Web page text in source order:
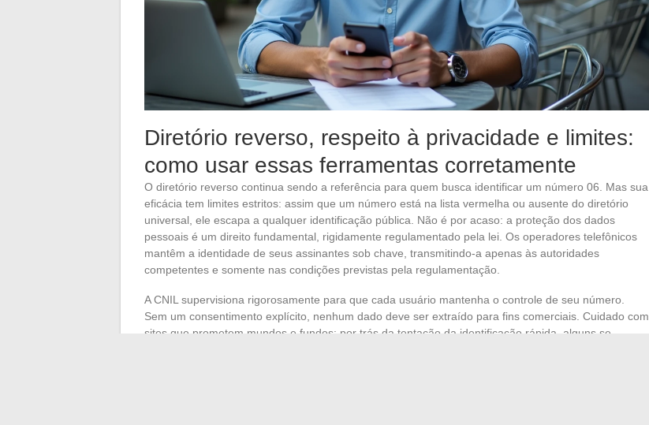
Diretório reverso, respeito à privacidade e limites:
como usar essas ferramentas corretamente
O diretório reverso continua sendo a referência para quem busca identificar um número 06. Mas sua
eficácia tem limites estritos: assim que um número está na lista vermelha ou ausente do diretório
universal, ele escapa a qualquer identificação pública. Não é por acaso: a proteção dos dados
pessoais é um direito fundamental, rigidamente regulamentado pela lei. Os operadores telefônicos
mantêm a identidade de seus assinantes sob chave, transmitindo-a apenas às autoridades
competentes e somente nas condições previstas pela regulamentação.
A CNIL supervisiona rigorosamente para que cada usuário mantenha o controle de seu número.
Sem um consentimento explícito, nenhum dado deve ser extraído para fins comerciais. Cuidado com
sites que prometem mundos e fundos: por trás da tentação da identificação rápida, alguns se